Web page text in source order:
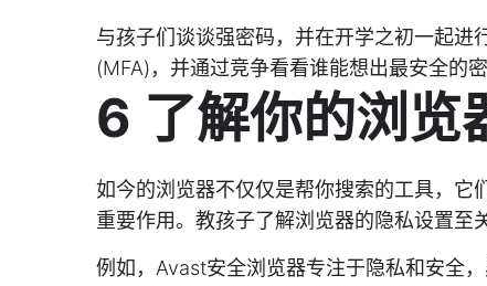
与孩子们谈谈强密码，并在开学之初一起进
(MFA)，并通过竞争看看谁能想出最安全的
6 了解你的浏览
如今的浏览器不仅仅是帮你搜索的工具，它
重要作用。教孩子了解浏览器的隐私设置至
例如，Avast安全浏览器专注于隐私和安全